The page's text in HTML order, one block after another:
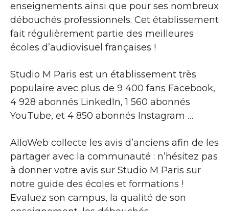
enseignements ainsi que pour ses nombreux
débouchés professionnels. Cet établissement
fait régulièrement partie des meilleures
écoles d’audiovisuel françaises !
Studio M Paris est un établissement très
populaire avec plus de 9 400 fans Facebook,
4 928 abonnés LinkedIn, 1 560 abonnés
YouTube, et 4 850 abonnés Instagram …
AlloWeb collecte les avis d’anciens afin de les
partager avec la communauté : n’hésitez pas
à donner votre avis sur Studio M Paris sur
notre guide des écoles et formations !
Evaluez son campus, la qualité de son